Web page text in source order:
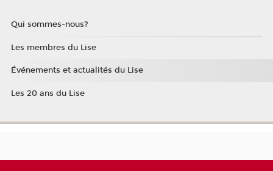
Qui sommes-nous?
Les membres du Lise
Événements et actualités du Lise
Les 20 ans du Lise